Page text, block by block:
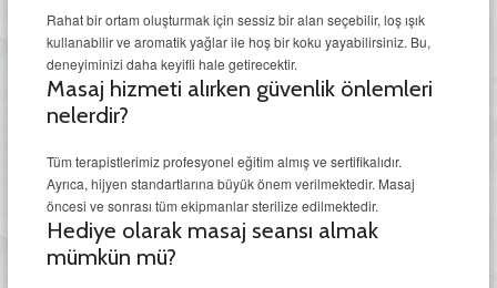
Rahat bir ortam oluşturmak için sessiz bir alan seçebilir, loş ışık
kullanabilir ve aromatik yağlar ile hoş bir koku yayabilirsiniz. Bu,
deneyiminizi daha keyifli hale getirecektir.
Masaj hizmeti alırken güvenlik önlemleri
nelerdir?
Tüm terapistlerimiz profesyonel eğitim almış ve sertifikalıdır.
Ayrıca, hijyen standartlarına büyük önem verilmektedir. Masaj
öncesi ve sonrası tüm ekipmanlar sterilize edilmektedir.
Hediye olarak masaj seansı almak
mümkün mü?